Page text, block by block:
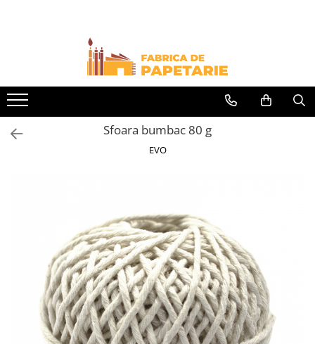
Toate Produsele
Hartie si articole din hartie
Hartie pentru copiator si cartoane
Hartie color pentru copiator
Papetarie personalizata
Bloc Notes-uri spiralizate
Plicuri personalizate
Tipizate
Tipizate autocopiative
Sfoara bumbac 80 g
EVO